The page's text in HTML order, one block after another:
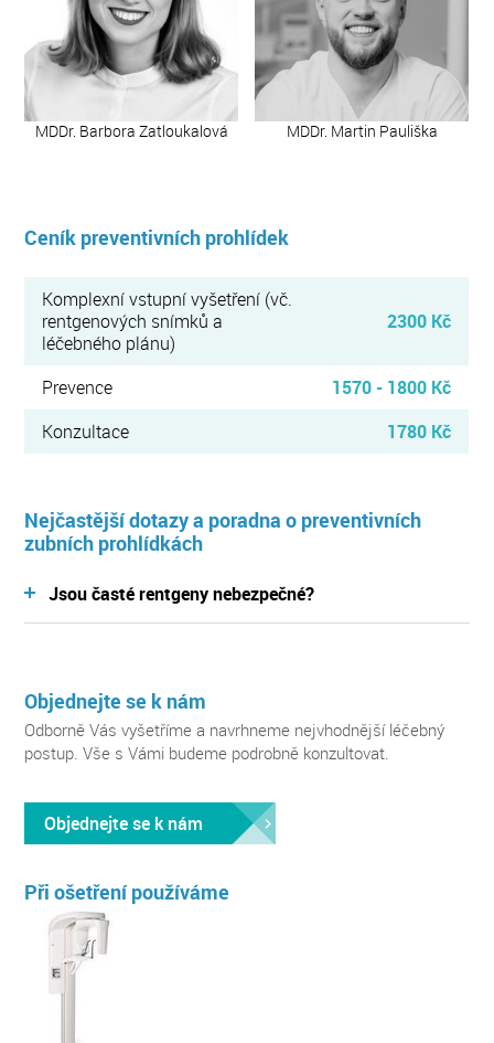
MDDr. Barbora Zatloukalová MDDr. Martin Pauliška
Ceník preventivních prohlídek
Komplexní vstupní vyšetření (vč.
rentgenových snímků a
léčebného plánu)
2300 Kč
Prevence
1570 - 1800 Kč
Konzultace
1780 Kč
Nejčastější dotazy a poradna o preventivních
zubních prohlídkách
Jsou časté rentgeny nebezpečné?
Poslední dobou často navštěvuji svého zubaře a
Zobrazit odpovědi v poradně
Objednejte se k nám
Odborně Vás vyšetříme a navrhneme nejvhodnější léčebný
postup. Vše s Vámi budeme podrobně konzultovat.
Objednejte se k nám
Při ošetření používáme